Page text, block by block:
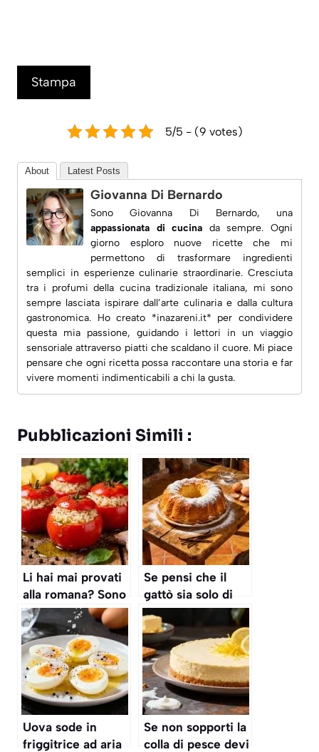
Stampa
5/5 - (9 votes)
About Latest Posts
Giovanna Di Bernardo
Sono Giovanna Di Bernardo, una
appassionata di cucina da sempre. Ogni
giorno esploro nuove ricette che mi
permettono di trasformare ingredienti
semplici in esperienze culinarie straordinarie. Cresciuta
tra i profumi della cucina tradizionale italiana, mi sono
sempre lasciata ispirare dall’arte culinaria e dalla cultura
gastronomica. Ho creato *inazareni.it* per condividere
questa mia passione, guidando i lettori in un viaggio
sensoriale attraverso piatti che scaldano il cuore. Mi piace
pensare che ogni ricetta possa raccontare una storia e far
vivere momenti indimenticabili a chi la gusta.
Pubblicazioni Simili :
Li hai mai provati
alla romana? Sono
un tripudio di
sapori questi
pomodori ripieni,
devi provarli
anche tu
Se pensi che il
gattò sia solo di
patate ti sbagli, è
anche un dolce
ricco e goloso che
devi
assolutamente
assaggiare
Uova sode in
friggitrice ad aria
Se non sopporti la
colla di pesce devi